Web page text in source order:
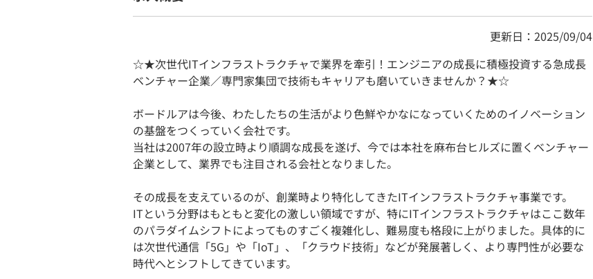
更新日：2025/09/04
☆★次世代ITインフラストラクチャで業界を牽引！エンジニアの成長に積極投資する急成長
ベンチャー企業／専門家集団で技術もキャリアも磨いていきませんか？★☆
ボードルアは今後、わたしたちの生活がより色鮮やかなになっていくためのイノベーション
の基盤をつくっていく会社です。
当社は2007年の設立時より順調な成長を遂げ、今では本社を麻布台ヒルズに置くベンチャー
企業として、業界でも注目される会社となりました。
その成長を支えているのが、創業時より特化してきたITインフラストラクチャ事業です。
ITという分野はもともと変化の激しい領域ですが、特にITインフラストラクチャはここ数年
のパラダイムシフトによってものすごく複雑化し、難易度も格段に上がりました。具体的に
は次世代通信「5G」や「IoT」、「クラウド技術」などが発展著しく、より専門性が必要な
時代へとシフトしてきています。